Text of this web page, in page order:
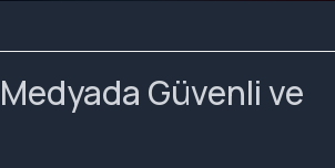
Güvenli ve